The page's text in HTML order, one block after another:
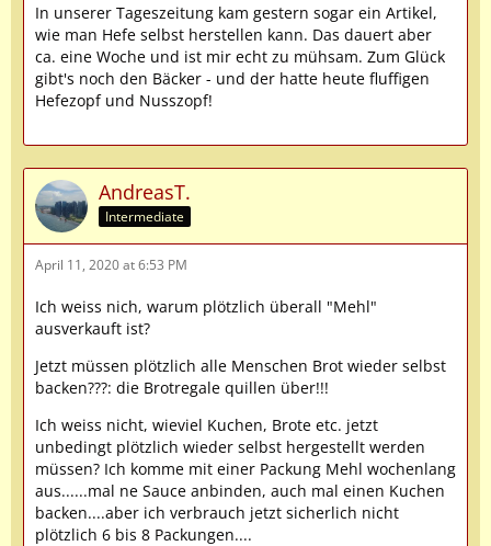
In unserer Tageszeitung kam gestern sogar ein Artikel,
wie man Hefe selbst herstellen kann. Das dauert aber
ca. eine Woche und ist mir echt zu mühsam. Zum Glück
gibt's noch den Bäcker - und der hatte heute fluffigen
Hefezopf und Nusszopf!
AndreasT.
Intermediate
April 11, 2020 at 6:53 PM
Ich weiss nich, warum plötzlich überall "Mehl"
ausverkauft ist?
Jetzt müssen plötzlich alle Menschen Brot wieder selbst
backen???: die Brotregale quillen über!!!
Ich weiss nicht, wieviel Kuchen, Brote etc. jetzt
unbedingt plötzlich wieder selbst hergestellt werden
müssen? Ich komme mit einer Packung Mehl wochenlang
aus......mal ne Sauce anbinden, auch mal einen Kuchen
backen....aber ich verbrauch jetzt sicherlich nicht
plötzlich 6 bis 8 Packungen....